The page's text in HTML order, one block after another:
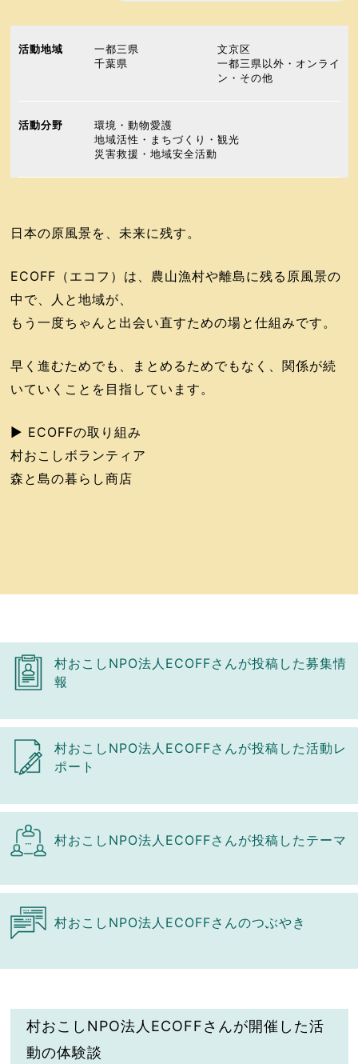
活動地域 一都三県
文京区
千葉県
一都三県以外・オンライ
ン・その他
活動分野
環境・動物愛護
地域活性・まちづくり・観光
災害救援・地域安全活動
日本の原風景を、未来に残す。
ECOFF（エコフ）は、農山漁村や離島に残る原風景の
中で、人と地域が、
もう一度ちゃんと出会い直すための場と仕組みです。
早く進むためでも、まとめるためでもなく、関係が続
いていくことを目指しています。
▶︎ ECOFFの取り組み
村おこしボランティア
森と島の暮らし商店
村おこしNPO法人ECOFFさんが投稿した募集情
報
村おこしNPO法人ECOFFさんが投稿した活動レ
ポート
村おこしNPO法人ECOFFさんが投稿したテーマ
村おこしNPO法人ECOFFさんのつぶやき
村おこしNPO法人ECOFFさんが開催した活
動の体験談